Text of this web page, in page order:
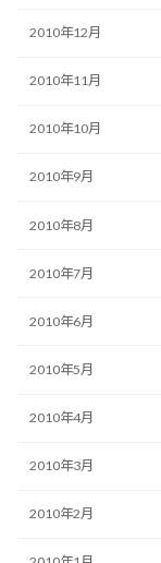
2010年12月
2010年11月
2010年10月
2010年9月
2010年8月
2010年7月
2010年6月
2010年5月
2010年4月
2010年3月
2010年2月